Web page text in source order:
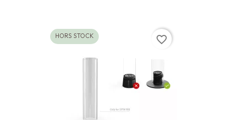
HORS STOCK favorite_border